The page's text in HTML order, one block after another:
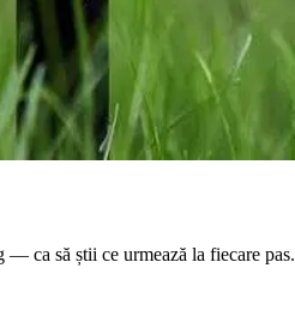
ca să știi ce urmează la fiecare pas.